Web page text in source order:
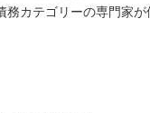
務カテゴリーの専門家